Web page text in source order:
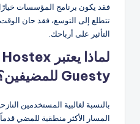
فقد يكون برنامج المؤسسات خيارًا
تتطلع إلى التوسع، فقد حان
التأثير على أرباحك.
Guesty للمضيفين؟
بالنسبة لغالبية المستخدمين
المسار الأكثر منطقية للمضي